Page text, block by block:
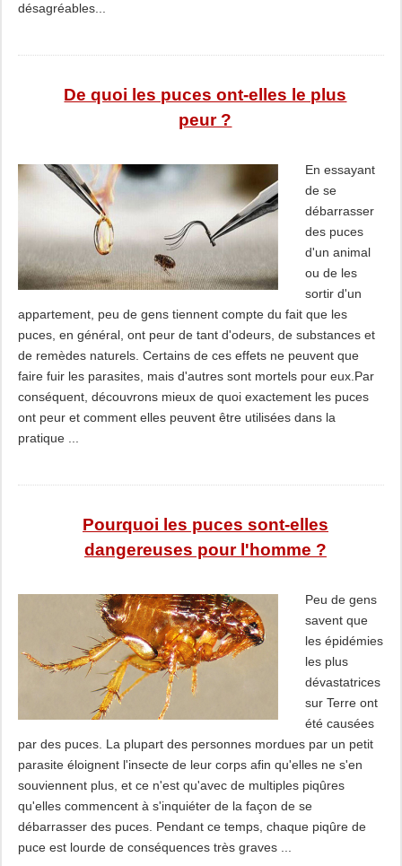
désagréables...
De quoi les puces ont-elles le plus
peur ?
En essayant
de se
débarrasser
des puces
d'un animal
ou de les
sortir d'un
appartement, peu de gens tiennent compte du fait que les
puces, en général, ont peur de tant d'odeurs, de substances et
de remèdes naturels. Certains de ces effets ne peuvent que
faire fuir les parasites, mais d'autres sont mortels pour eux.Par
conséquent, découvrons mieux de quoi exactement les puces
ont peur et comment elles peuvent être utilisées dans la
pratique ...
Pourquoi les puces sont-elles
dangereuses pour l'homme ?
Peu de gens
savent que
les épidémies
les plus
dévastatrices
sur Terre ont
été causées
par des puces. La plupart des personnes mordues par un petit
parasite éloignent l'insecte de leur corps afin qu'elles ne s'en
souviennent plus, et ce n'est qu'avec de multiples piqûres
qu'elles commencent à s'inquiéter de la façon de se
débarrasser des puces. Pendant ce temps, chaque piqûre de
puce est lourde de conséquences très graves ...